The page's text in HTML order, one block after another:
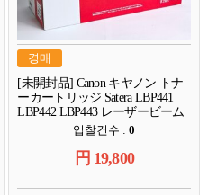
경매
[未開封品] Canon キヤノン トナ
ーカートリッジ Satera LBP441
LBP442 LBP443 レーザービーム
プリンター用입찰건수 :0
円 19,800